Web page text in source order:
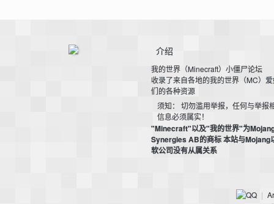
介绍
我的世界（Minecraft）小僵尸论坛
收录了来自各地的我的世界（MC）
们的各种资源
须知： 切勿滥用举报，任何与举报
信息必须属实！
"Minecraft"以及"我的世界"为
Synergies AB的商标 本站与Mojang
软公司没有从属关系